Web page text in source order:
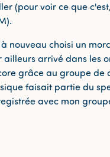
(pour voir ce que
à nouveau choisi un
ailleurs arrivé dans les
grâce au groupe de
faisait partie du
avec mon